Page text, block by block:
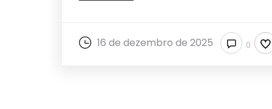
16 de dezembro de 2025 0